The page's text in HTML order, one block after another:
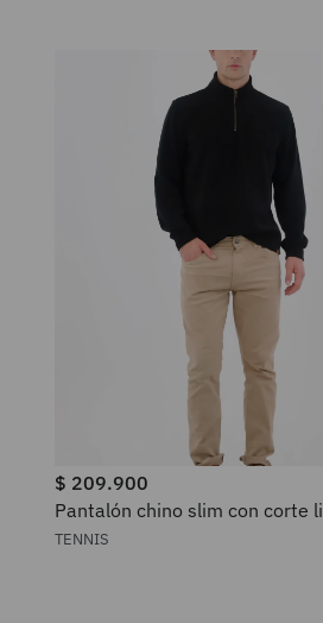
$ 209.900
Pantalón chino slim con corte
algodón beige para hombre
TENNIS